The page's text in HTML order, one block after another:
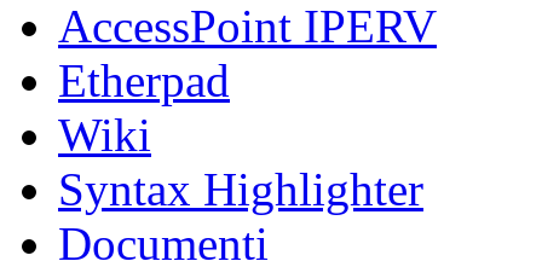
AccessPoint IPERV
Etherpad
Wiki
Syntax Highlighter
Documenti